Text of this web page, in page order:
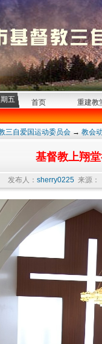
五 首页 重建教
三自爱国运动委员会→ 教会
基督教上翔
发布人： sherry0225来源：